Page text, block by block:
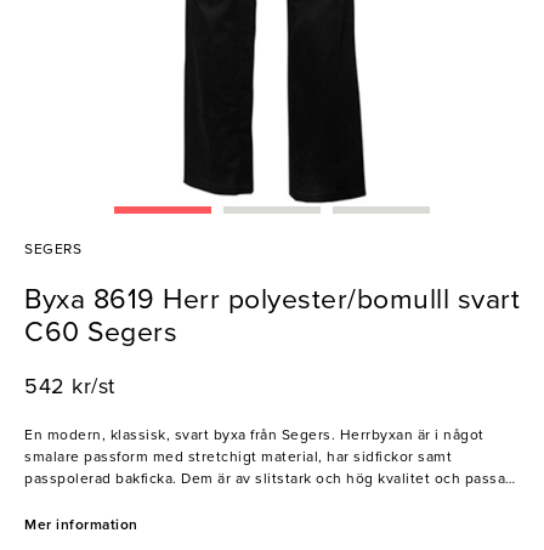
SEGERS
Byxa 8619 Herr polyester/bomulll svart
C60 Segers
542 kr/st
En modern, klassisk, svart byxa från Segers. Herrbyxan är i något
smalare passform med stretchigt material, har sidfickor samt
passpolerad bakficka. Dem är av slitstark och hög kvalitet och passar
Mer information